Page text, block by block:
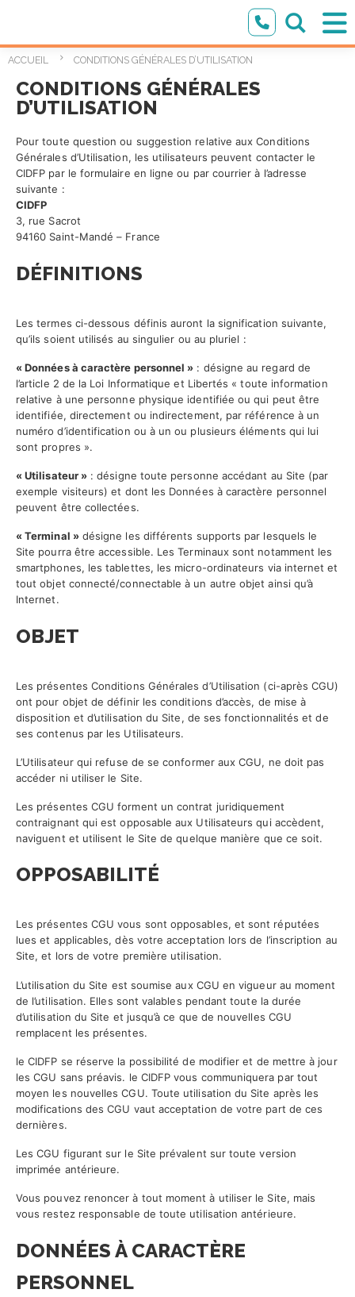
ACCUEIL CONDITIONS GÉNÉRALES D’UTILISATION
CONDITIONS GÉNÉRALES
D’UTILISATION
Pour toute question ou suggestion relative aux Conditions
Générales d’Utilisation, les utilisateurs peuvent contacter le
CIDFP par le formulaire en ligne ou par courrier à l’adresse
suivante :
CIDFP
3, rue Sacrot
94160 Saint-Mandé – France
DÉFINITIONS
Les termes ci-dessous définis auront la signification suivante,
qu’ils soient utilisés au singulier ou au pluriel :
« Données à caractère personnel » : désigne au regard de
l’article 2 de la Loi Informatique et Libertés « toute information
relative à une personne physique identifiée ou qui peut être
identifiée, directement ou indirectement, par référence à un
numéro d’identification ou à un ou plusieurs éléments qui lui
sont propres ».
« Utilisateur » : désigne toute personne accédant au Site (par
exemple visiteurs) et dont les Données à caractère personnel
peuvent être collectées.
« Terminal »désigne les différents supports par lesquels le
Site pourra être accessible. Les Terminaux sont notamment les
smartphones, les tablettes, les micro-ordinateurs via internet et
tout objet connecté/connectable à un autre objet ainsi qu’à
Internet.
OBJET
Les présentes Conditions Générales d’Utilisation (ci-après CGU)
ont pour objet de définir les conditions d’accès, de mise à
disposition et d’utilisation du Site, de ses fonctionnalités et de
ses contenus par les Utilisateurs.
L’Utilisateur qui refuse de se conformer aux CGU, ne doit pas
accéder ni utiliser le Site.
Les présentes CGU forment un contrat juridiquement
contraignant qui est opposable aux Utilisateurs qui accèdent,
naviguent et utilisent le Site de quelque manière que ce soit.
OPPOSABILITÉ
Les présentes CGU vous sont opposables, et sont réputées
lues et applicables, dès votre acceptation lors de l’inscription au
Site, et lors de votre première utilisation.
L’utilisation du Site est soumise aux CGU en vigueur au moment
de l’utilisation. Elles sont valables pendant toute la durée
d’utilisation du Site et jusqu’à ce que de nouvelles CGU
remplacent les présentes.
le CIDFP se réserve la possibilité de modifier et de mettre à jour
les CGU sans préavis. le CIDFP vous communiquera par tout
moyen les nouvelles CGU. Toute utilisation du Site après les
modifications des CGU vaut acceptation de votre part de ces
dernières.
Les CGU figurant sur le Site prévalent sur toute version
imprimée antérieure.
Vous pouvez renoncer à tout moment à utiliser le Site, mais
vous restez responsable de toute utilisation antérieure.
DONNÉES À CARACTÈRE
PERSONNEL